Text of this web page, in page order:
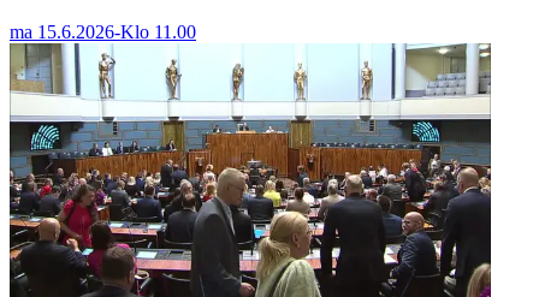
ma 15.6.2026-Klo 11.00